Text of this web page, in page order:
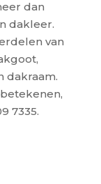
dan
dakleer.
van
dakraam.
7335.